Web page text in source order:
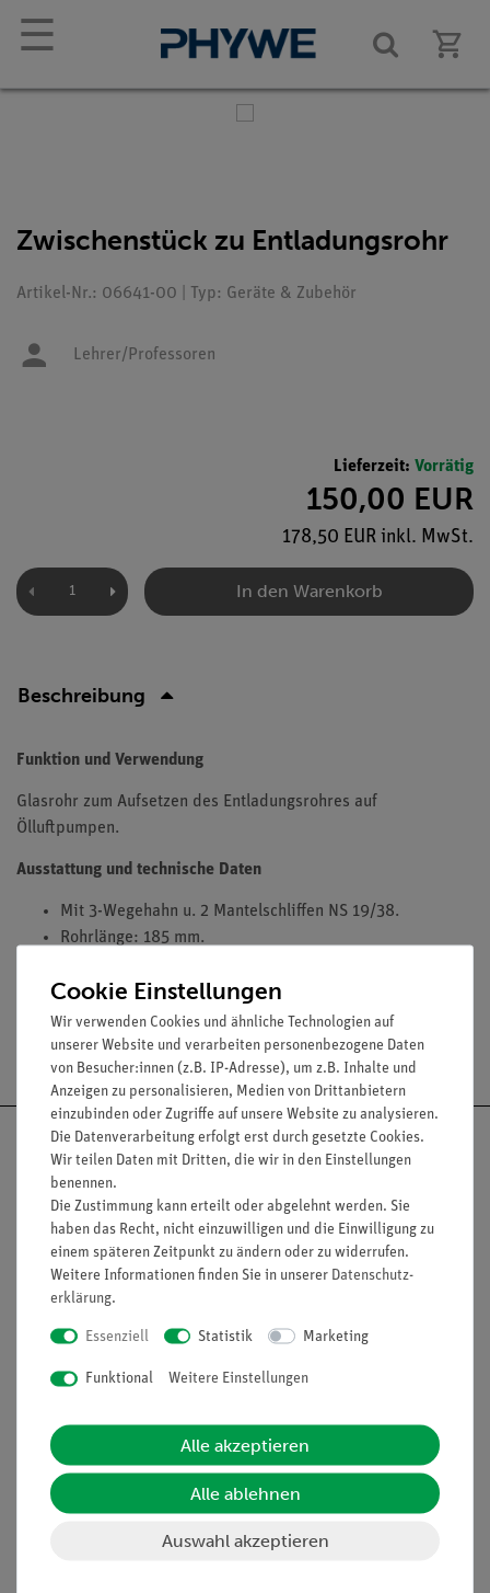
☰
Zwischenstück zu Entladungsrohr
Artikel-Nr.: 06641-00 | Typ: Geräte & Zubehör
Lehrer/Professoren
Lieferzeit: Vorrätig
150,00 EUR
178,50 EUR inkl. MwSt.
In den Warenkorb
Beschreibung
Funktion und Verwendung
Glasrohr zum Aufsetzen des Entladungsrohres auf
Ölluftpumpen.
Ausstattung und technische Daten
Mit 3-Wegehahn u. 2 Mantelschliffen NS 19/38.
Rohrlänge: 185 mm.
Versandkostenfrei ab 300,- €
Nach oben
Informationen
Unternehmen
Kontakt
Hinweisgeberschutz
Übersicht Service
Inventarisierungs- &
Einräumservice
Inbetriebnahme & Schulungen
Kundendienst
Cookie Einstellungen
Wir verwenden Cookies und ähnliche Technologien auf
unserer Website und verarbeiten personenbezogene Daten
von Besucher:innen (z.B. IP-Adresse), um z.B. Inhalte und
Anzeigen zu personalisieren, Medien von Drittanbietern
einzubinden oder Zugriffe auf unsere Website zu analysieren.
Die Datenverarbeitung erfolgt erst durch gesetzte Cookies.
Wir teilen Daten mit Dritten, die wir in den Einstellungen
benennen.
Die Zustimmung kann erteilt oder abgelehnt werden. Sie
haben das Recht, nicht einzuwilligen und die Einwilligung zu
einem späteren Zeitpunkt zu ändern oder zu widerrufen.
Weitere Informationen finden Sie in unserer Daten­schutz­
erklärung.
Essenziell Statistik Marketing
Funktional Weitere Einstellungen
Alle akzeptieren
Alle ablehnen
Auswahl akzeptieren